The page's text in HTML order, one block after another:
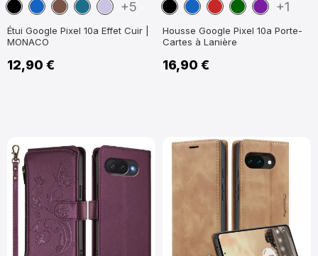
NoirBleuMarron
BleuViolet
+5
Étui Google Pixel 10a Effet Cuir |
MONACO
12,90 €
NoirBleuRouge
VertViolet
+1
Housse Google Pixel 10a Porte-
Cartes à Lanière
16,90 €